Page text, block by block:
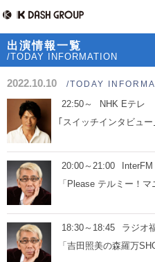
出演情報一覧
/TODAY INFORMATION
2022.10.10 /TODAY
22:50～
NHK Eテレ
｢スイッチインタビュー
20:00～21:00
InterFM
「Please テルミー！
18:30～18:45
ラジオ
「吉田照美の森羅万